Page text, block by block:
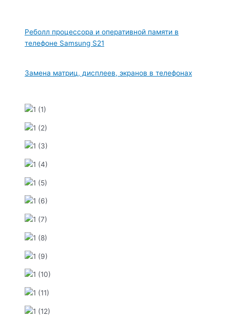
Реболл процессора и оперативной памяти в
телефоне Samsung S21
Замена матриц, дисплеев, экранов в телефонах